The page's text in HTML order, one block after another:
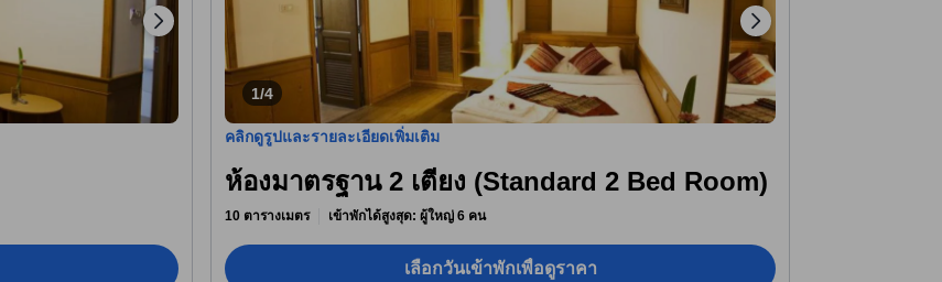
1/4
คลิกดูรูปและรายละเอียดเพิ่มเติม
ห้องมาตรฐาน 2 เตียง (Standard 2 Bed Room)
10 ตารางเมตร เข้าพักได้สูงสุด: ผู้ใหญ่ 6 คน
เลือกวันเข้าพักเพื่อดูราคา